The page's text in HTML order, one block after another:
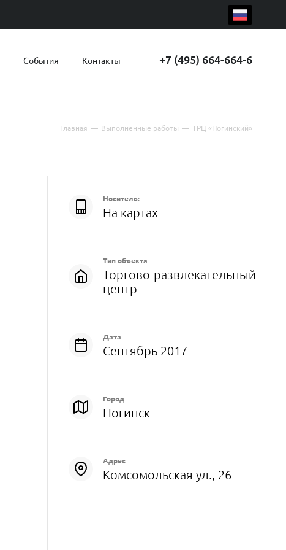
События Контакты +7 (495) 664-664-6
Главная — Выполненные работы — ТРЦ «Ногинский»
Носитель:
На картах
Тип объекта
Торгово-развлекательный
центр
Дата
Сентябрь 2017
Город
Ногинск
Адрес
Комсомольская ул., 26